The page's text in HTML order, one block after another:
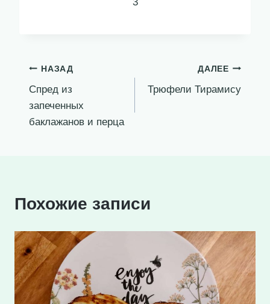
Навигация
по
записям
НАЗАД
Спред из
запеченных
баклажанов и перца
ДАЛЕЕ
Трюфели Тирамису
Похожие записи